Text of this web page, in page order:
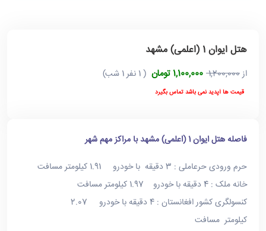
هتل ایوان 1 (اعلمی) مشهد
از1,200,000 1,100,000 تومان ( 1 نفر 1 شب)
قیمت ها آپدید نمی باشد تماس بگیرد
فاصله هتل ایوان 1 (اعلمی) مشهد با مراکز مهم شهر
حرم ورودی حرعاملی : 3 دقیقه با خودرو 1.91 کیلومتر مسافت
خانه ملک : 4 دقیقه با خودرو 1.97 کیلومتر مسافت
کنسولگری کشور افغانستان : 4 دقیقه با خودرو 2.07
کیلومتر مسافت